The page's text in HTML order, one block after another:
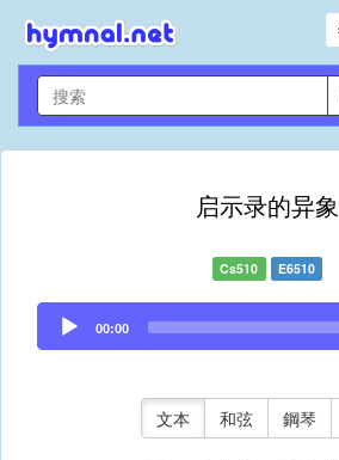
启示录的异象
Cs510 E6510
Audio
Player
00:00
文本 和弦 鋼琴